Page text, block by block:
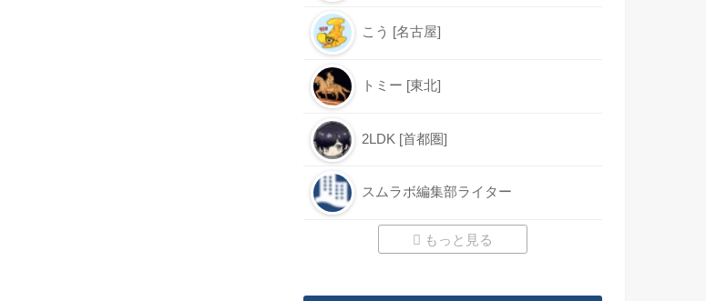
こう [名古屋]
トミー [東北]
2LDK [首都圏]
スムラボ編集部ライター
もっと見る